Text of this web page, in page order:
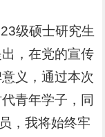
级硕士研究生
，在党的宣传
义，通过本次
青年学子，同
，我将始终牢